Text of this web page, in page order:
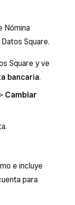
Nómina
Square.
Square y ve
bancaria.
Cambiar
e incluye
para